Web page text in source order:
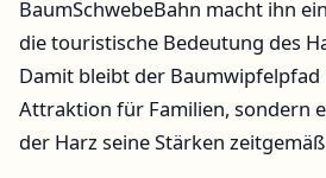
BaumSchwebeBahn macht ihn
die touristische Bedeutung des
Damit bleibt der
Attraktion für Familien, sondern
der Harz seine Stärken